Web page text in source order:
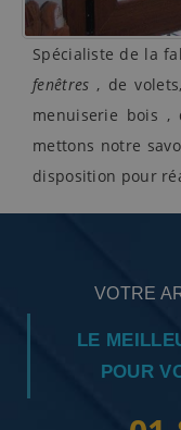
Spécialiste de la
fenêtres , de
menuiserie bois ,
mettons notre
disposition pour
VOTRE
LE
POUR